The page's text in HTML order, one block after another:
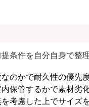
条件を自分自身で整
のかで耐久性の優先
保管するかで素材劣
考慮した上でサイズ